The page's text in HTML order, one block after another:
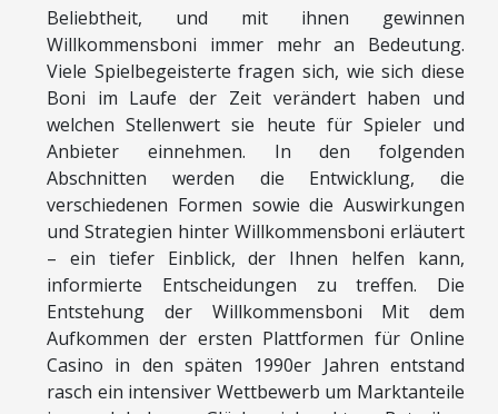
Beliebtheit, und mit ihnen gewinnen
Willkommensboni immer mehr an Bedeutung.
Viele Spielbegeisterte fragen sich, wie sich diese
Boni im Laufe der Zeit verändert haben und
welchen Stellenwert sie heute für Spieler und
Anbieter einnehmen. In den folgenden
Abschnitten werden die Entwicklung, die
verschiedenen Formen sowie die Auswirkungen
und Strategien hinter Willkommensboni erläutert
– ein tiefer Einblick, der Ihnen helfen kann,
informierte Entscheidungen zu treffen. Die
Entstehung der Willkommensboni Mit dem
Aufkommen der ersten Plattformen für Online
Casino in den späten 1990er Jahren entstand
rasch ein intensiver Wettbewerb um Marktanteile